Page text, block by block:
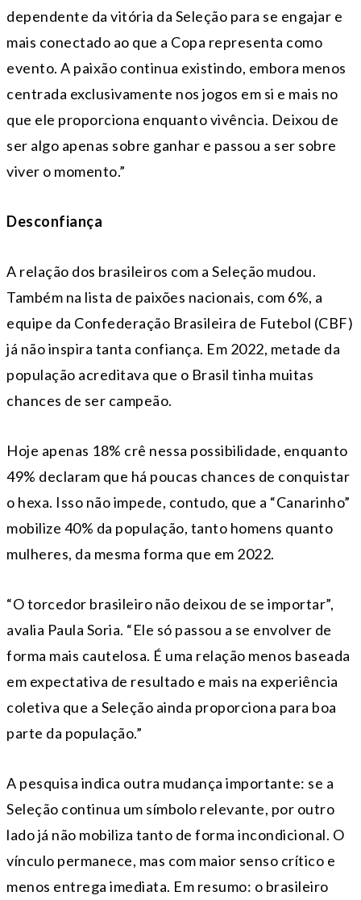
dependente da vitória da Seleção para se engajar e
mais conectado ao que a Copa representa como
evento. A paixão continua existindo, embora menos
centrada exclusivamente nos jogos em si e mais no
que ele proporciona enquanto vivência. Deixou de
ser algo apenas sobre ganhar e passou a ser sobre
viver o momento.”
Desconfiança
A relação dos brasileiros com a Seleção mudou.
Também na lista de paixões nacionais, com 6%, a
equipe da Confederação Brasileira de Futebol (CBF)
já não inspira tanta confiança. Em 2022, metade da
população acreditava que o Brasil tinha muitas
chances de ser campeão.
Hoje apenas 18% crê nessa possibilidade, enquanto
49% declaram que há poucas chances de conquistar
o hexa. Isso não impede, contudo, que a “Canarinho”
mobilize 40% da população, tanto homens quanto
mulheres, da mesma forma que em 2022.
“O torcedor brasileiro não deixou de se importar”,
avalia Paula Soria. “Ele só passou a se envolver de
forma mais cautelosa. É uma relação menos baseada
em expectativa de resultado e mais na experiência
coletiva que a Seleção ainda proporciona para boa
parte da população.”
A pesquisa indica outra mudança importante: se a
Seleção continua um símbolo relevante, por outro
lado já não mobiliza tanto de forma incondicional. O
vínculo permanece, mas com maior senso crítico e
menos entrega imediata. Em resumo: o brasileiro